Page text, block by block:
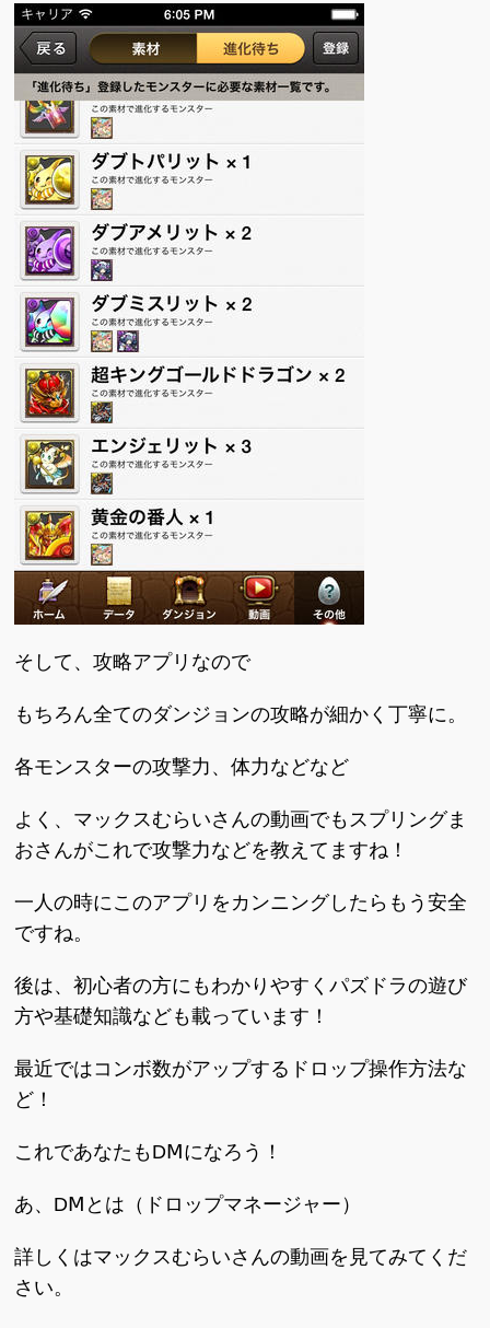
そして、攻略アプリなので
もちろん全てのダンジョンの攻略が細かく丁寧に。
各モンスターの攻撃力、体力などなど
よく、マックスむらいさんの動画でもスプリングま
おさんがこれで攻撃力などを教えてますね！
一人の時にこのアプリをカンニングしたらもう安全
ですね。
後は、初心者の方にもわかりやすくパズドラの遊び
方や基礎知識なども載っています！
最近ではコンボ数がアップするドロップ操作方法な
ど！
これであなたもDⅯになろう！
あ、DⅯとは（ドロップマネージャー）
詳しくはマックスむらいさんの動画を見てみてくだ
さい。